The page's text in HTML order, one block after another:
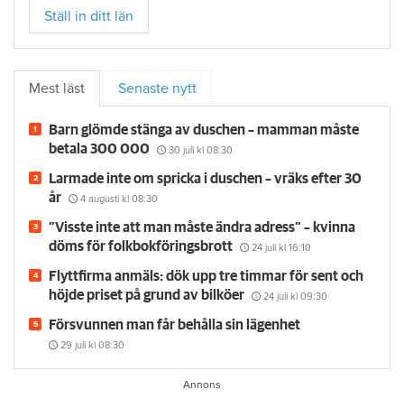
Ställ in ditt län
Mest läst Senaste nytt
Barn glömde stänga av duschen – mamman måste
betala 300 000
30 juli kl 08:30
Larmade inte om spricka i duschen – vräks efter 30
år
4 augusti kl 08:30
”Visste inte att man måste ändra adress” – kvinna
döms för folkbokföringsbrott
24 juli kl 16:10
Flyttfirma anmäls: dök upp tre timmar för sent och
höjde priset på grund av bilköer
24 juli kl 09:30
Försvunnen man får behålla sin lägenhet
29 juli kl 08:30